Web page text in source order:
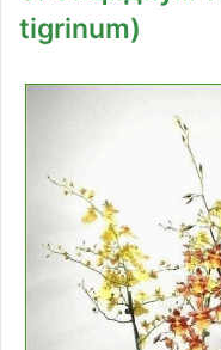
tigrinum)